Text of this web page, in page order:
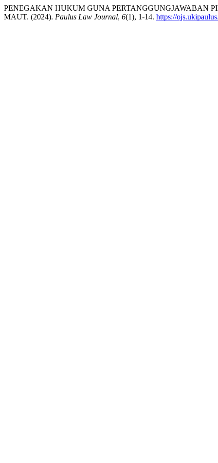
PENEGAKAN HUKUM GUNA PERTANGGUNGJAWABAN
MAUT. (2024). Paulus Law Journal, 6(1), 1-14. https://